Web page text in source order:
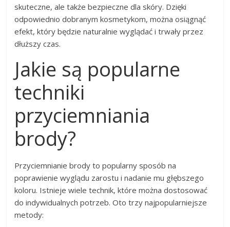
skuteczne, ale także bezpieczne dla skóry. Dzięki
odpowiednio dobranym kosmetykom, można osiągnąć
efekt, który będzie naturalnie wyglądać i trwały przez
dłuższy czas.
Jakie są popularne
techniki
przyciemniania
brody?
Przyciemnianie brody to popularny sposób na
poprawienie wyglądu zarostu i nadanie mu głębszego
koloru. Istnieje wiele technik, które można dostosować
do indywidualnych potrzeb. Oto trzy najpopularniejsze
metody: